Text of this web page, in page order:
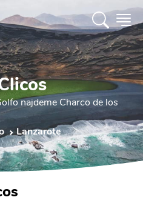
najdeme Charco de los
Lanzarote